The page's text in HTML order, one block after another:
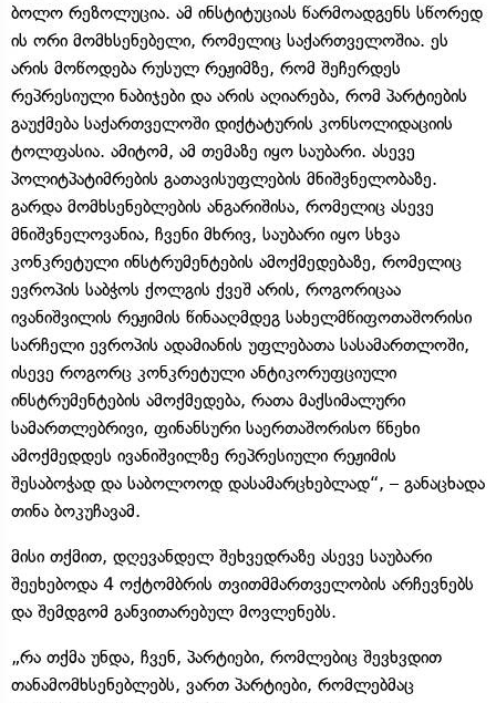
ბოლო რეზოლუცია. ამ ინსტიტუციას წარმოადგენს სწორედ
ის ორი მომხსენებელი, რომელიც საქართველოშია. ეს
არის მოწოდება რუსულ რეჟიმზე, რომ შეჩერდეს
რეპრესიული ნაბიჯები და არის აღიარება, რომ პარტიების
გაუქმება საქართველოში დიქტატურის კონსოლიდაციის
ტოლფასია. ამიტომ, ამ თემაზე იყო საუბარი. ასევე
პოლიტპატიმრების გათავისუფლების მნიშვნელობაზე.
გარდა მომხსენებლების ანგარიშისა, რომელიც ასევე
მნიშვნელოვანია, ჩვენი მხრივ, საუბარი იყო სხვა
კონკრეტული ინსტრუმენტების ამოქმედებაზე, რომელიც
ევროპის საბჭოს ქოლგის ქვეშ არის, როგორიცაა
ივანიშვილის რეჟიმის წინააღმდეგ სახელმწიფოთაშორისი
სარჩელი ევროპის ადამიანის უფლებათა სასამართლოში,
ისევე როგორც კონკრეტული ანტიკორუფციული
ინსტრუმენტების ამოქმედება, რათა მაქსიმალური
სამართლებრივი, ფინანსური საერთაშორისო წნეხი
ამოქმედდეს ივანიშვილზე რეპრესიული რეჟიმის
შესაბოჭად და საბოლოოდ დასამარცხებლად“, – განაცხადა
თინა ბოკუჩავამ.
მისი თქმით, დღევანდელ შეხვედრაზე ასევე საუბარი
შეეხებოდა 4 ოქტომბრის თვითმმართველობის არჩევნებს
და შემდგომ განვითარებულ მოვლენებს.
„რა თქმა უნდა, ჩვენ, პარტიები, რომლებიც შევხვდით
თანამომხსენებლებს, ვართ პარტიები, რომლებმაც